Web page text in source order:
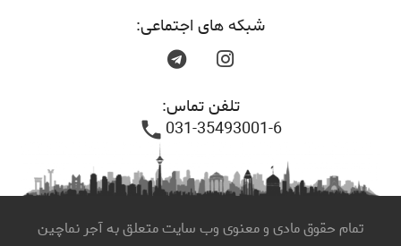
شبکه های اجتماعی:
تلفن تماس:
031-35493001-6
phone
تمام حقوق مادی و معنوی وب سایت متعلق به آجر نماچین